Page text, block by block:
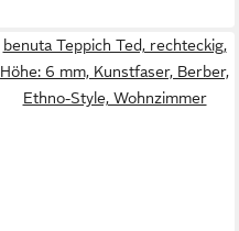
benuta Teppich Ted, rechteckig,
Höhe: 6 mm, Kunstfaser, Berber,
Ethno-Style, Wohnzimmer